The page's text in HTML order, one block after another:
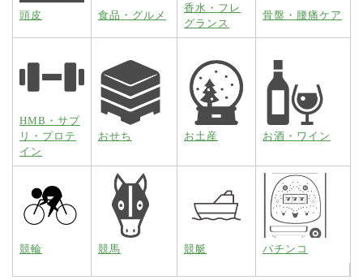
頭皮 食品・グルメ
香水・フレ
グランス
骨盤・腰痛ケア
HMB・サプ
リ・プロテ
イン
おせち お土産 お酒・ワイン
競輪 競馬 競艇 パチンコ